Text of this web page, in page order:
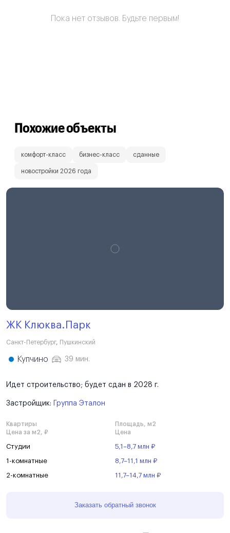
Пока нет отзывов. Будьте первым!
Похожие объекты
комфорт-класс бизнес-класс сданные
новостройки 2026 года
ЖК Клюква.Парк
Санкт-Петербург, Пушкинский
Купчино 39 мин.
Идет строительство; будет сдан в 2028 г.
Застройщик: Группа Эталон
Квартиры
Площадь, м2
Цена за м2, ₽
Цена
Студии 5,1–8,7 млн ₽
1-комнатные 8,7–11,1 млн ₽
2-комнатные 11,7–14,7 млн ₽
Заказать обратный звонок